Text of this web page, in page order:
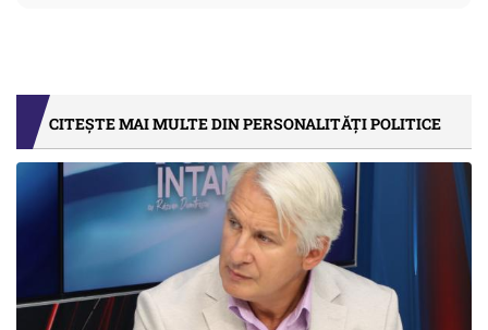
CITEȘTE MAI MULTE DIN PERSONALITĂȚI POLITICE